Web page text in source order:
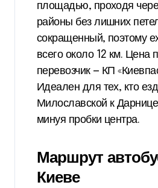
площадью, проходя
районы без лишних
сокращенный, поэтому
всего около 12 км. Цена
перевозчик — КП
Идеален для тех, кто
Милославской к
минуя пробки центра.
Маршрут
Киеве